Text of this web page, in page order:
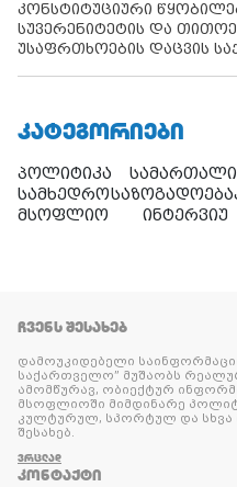
კონსტიტუციური
სუვერენიტეტის და
უსაფრთხოების დაცვის
ᲙᲐᲢᲔᲒᲝᲠᲘᲔᲑᲘ
პოლიტიკა სამართალი
სამხედროსაზოგადოება
მსოფლიო
ინტერვიუ
ᲩᲕᲔᲜᲡ ᲨᲔᲡᲐᲮᲔᲑ
დამოუკიდებელი
საქართველო” მუშაობს
ამომწურავ, ობიექტურ
მსოფლიოში მიმდინარე
კულტურულ, სპორტულ და სხვა
შესახებ.
ᲕᲠᲪᲚᲐᲓ
ᲙᲝᲜᲢᲐᲥᲢᲘ